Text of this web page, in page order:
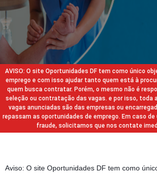
AVISO: O site Oportunidades DF tem como único
emprego e com isso ajudar tanto quem está à
quem busca contratar. Porém, o mesmo não é
seleção ou contratação das vagas. e por isso, toda
vagas anunciadas são das empresas ou
repassam as oportunidades de emprego. Em caso
fraude, solicitamos que nos contate
Aviso: O site Oportunidades DF tem como